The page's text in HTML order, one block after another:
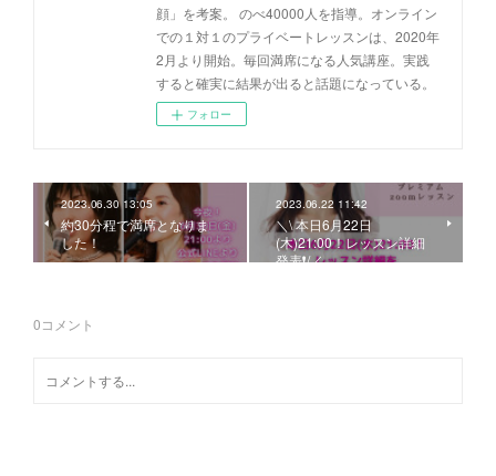
顔」を考案。 のべ40000人を指導。オンライン
での１対１のプライベートレッスンは、2020年
2月より開始。毎回満席になる人気講座。実践
すると確実に結果が出ると話題になっている。
フォロー
2023.06.30 13:05
約30分程で満席となりま
した！
2023.06.22 11:42
＼\ 本日6月22日
(木)21:00！レッスン詳細
発表❗️/／
0コメント